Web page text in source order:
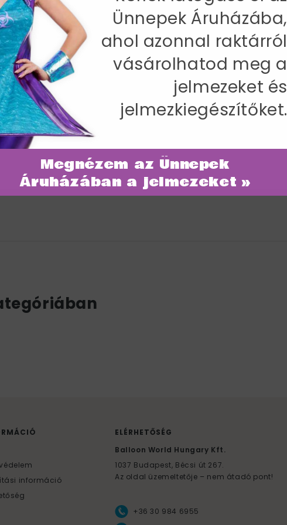
információ
ELÉRHETŐSÉG
Balloon World Hungary Kft.
1037 Budapest, Bécsi út 267.
Az oldal üzemeltetője – nem átadó pont!
+36 30 984 6955
Megnézem az Ünnepek
Áruházában a jelmezeket »
Ünnepek Áruházába,
ahol azonnal raktárról
vásárolhatod meg a
jelmezeket és
jelmezkiegészítőket.